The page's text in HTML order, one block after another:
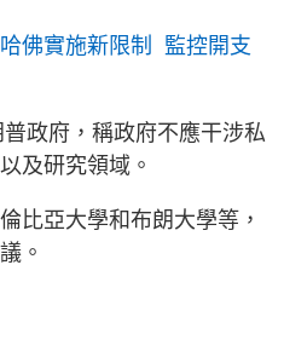
佛實施新限制 監控開支
政府，稱政府不應干涉私
及研究領域。
比亞大學和布朗大學等，
。